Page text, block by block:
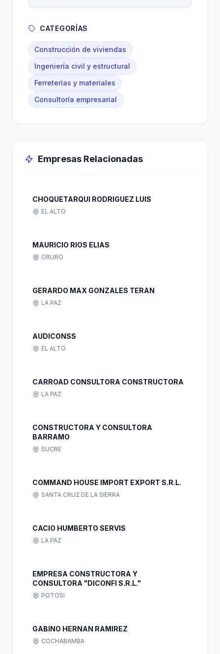
CATEGORÍAS
Construcción de viviendas
Ingeniería civil y estructural
Ferreterías y materiales
Consultoría empresarial
Empresas Relacionadas
CHOQUETARQUI RODRIGUEZ LUIS
EL ALTO
MAURICIO RIOS ELIAS
ORURO
GERARDO MAX GONZALES TERAN
LA PAZ
AUDICONSS
EL ALTO
CARROAD CONSULTORA CONSTRUCTORA
LA PAZ
CONSTRUCTORA Y CONSULTORA
BARRAMO
SUCRE
COMMAND HOUSE IMPORT EXPORT S.R.L.
SANTA CRUZ DE LA SIERRA
CACIO HUMBERTO SERVIS
LA PAZ
EMPRESA CONSTRUCTORA Y
CONSULTORA "DICONFI S.R.L."
POTOSI
GABINO HERNAN RAMIREZ
COCHABAMBA